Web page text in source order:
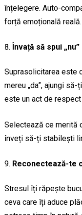
înțelegere. Auto-
forță emoțională reală.
Învață să spui „nu”
Suprasolicitarea este
mereu „da”, ajungi
este un act de
Selectează ce merită
înveți să-ți stabilești
Reconectează-te
Stresul îți răpește
ceva care îți aduce